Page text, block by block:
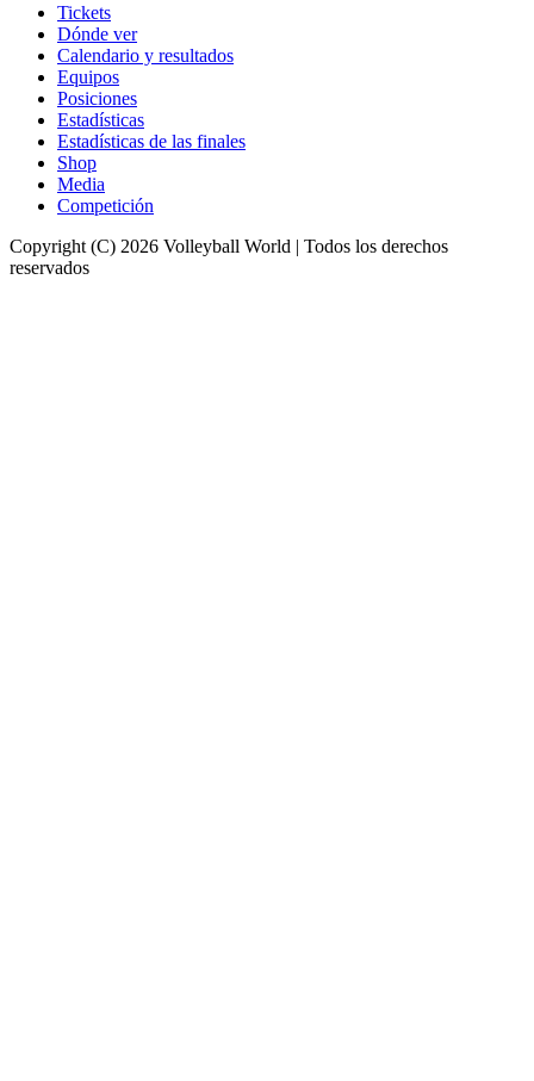
Tickets
Dónde ver
Calendario y resultados
Equipos
Posiciones
Estadísticas
Estadísticas de las finales
Shop
Media
Competición
Copyright (C) 2026 Volleyball World | Todos los derechos
reservados